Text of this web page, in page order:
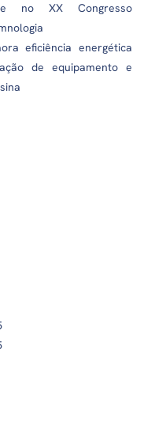
no XX Congresso
eficiência energética
de equipamento e